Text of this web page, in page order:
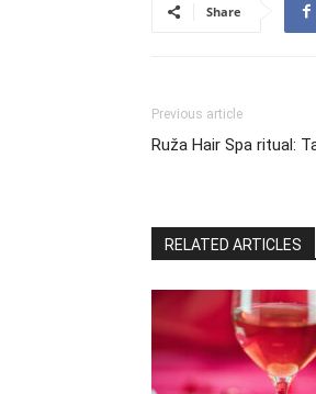
Share
Previous article
Ruža Hair Spa ritual:
RELATED ARTICLES